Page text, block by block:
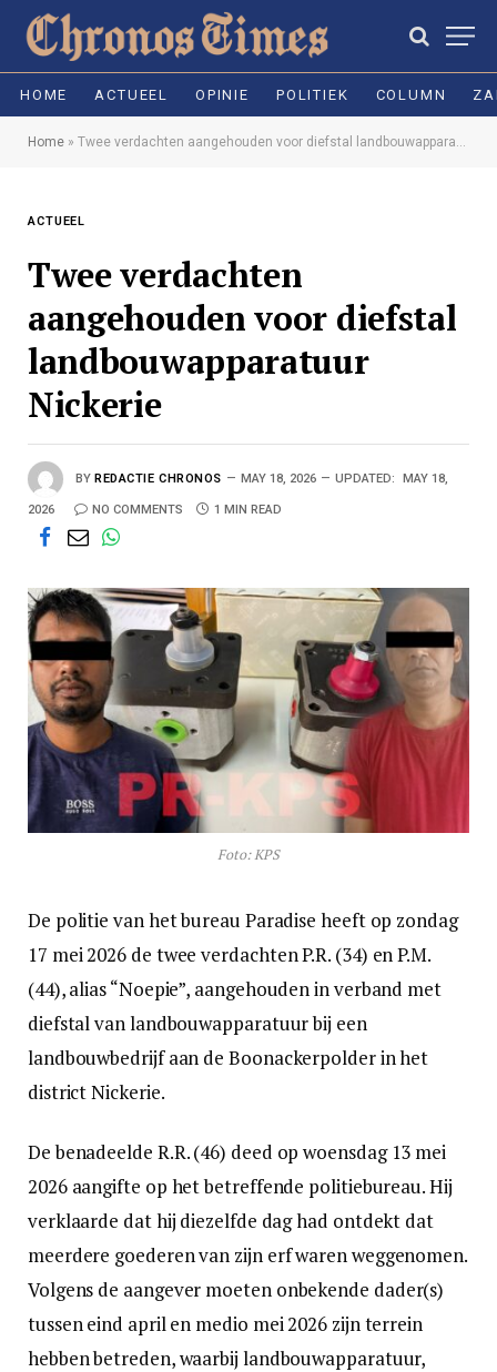
HOME ACTUEEL OPINIE POLITIEK COLUMN
Home » Twee verdachten aangehouden voor diefstal landbouwapparatuur Nickerie
ACTUEEL
Twee verdachten
aangehouden voor diefstal
landbouwapparatuur
Nickerie
BY REDACTIE CHRONOS MAY 18, 2026 UPDATED: MAY 18,
2026 NO COMMENTS 1 MIN READ
Foto: KPS
De politie van het bureau Paradise heeft op zondag
17 mei 2026 de twee verdachten P.R. (34) en P.M.
(44), alias “Noepie”, aangehouden in verband met
diefstal van landbouwapparatuur bij een
landbouwbedrijf aan de Boonackerpolder in het
district Nickerie.
De benadeelde R.R. (46) deed op woensdag 13 mei
2026 aangifte op het betreffende politiebureau. Hij
verklaarde dat hij diezelfde dag had ontdekt dat
meerdere goederen van zijn erf waren weggenomen.
Volgens de aangever moeten onbekende dader(s)
tussen eind april en medio mei 2026 zijn terrein
hebben betreden, waarbij landbouwapparatuur,